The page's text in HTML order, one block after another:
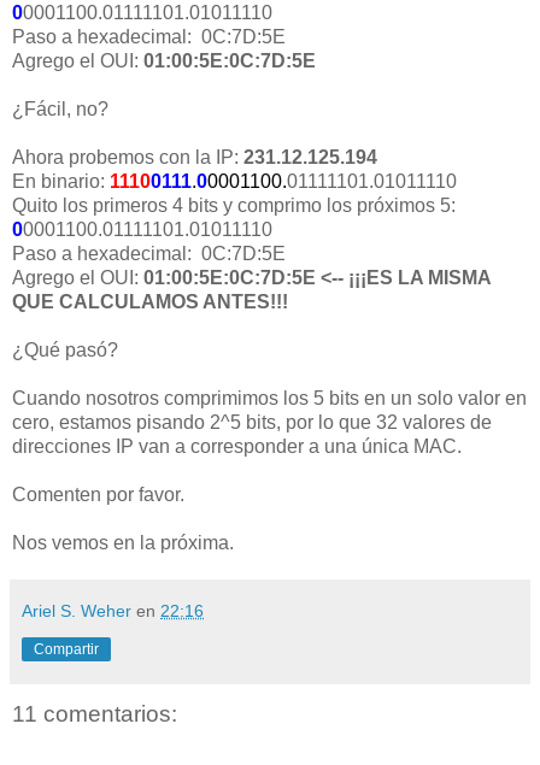
00001100.01111101.01011110
Paso a hexadecimal: 0C:7D:5E
Agrego el OUI: 01:00:5E:0C:7D:5E
¿Fácil, no?
Ahora probemos con la IP: 231.12.125.194
En binario: 11100111.00001100.01111101.01011110
Quito los primeros 4 bits y comprimo los próximos 5:
00001100.01111101.01011110
Paso a hexadecimal: 0C:7D:5E
Agrego el OUI: 01:00:5E:0C:7D:5E <-- ¡¡¡ES LA MISMA
QUE CALCULAMOS ANTES!!!
¿Qué pasó?
Cuando nosotros comprimimos los 5 bits en un solo valor en
cero, estamos pisando 2^5 bits, por lo que 32 valores de
direcciones IP van a corresponder a una única MAC.
Comenten por favor.
Nos vemos en la próxima.
Ariel S. Weher en 22:16
Compartir
11 comentarios: